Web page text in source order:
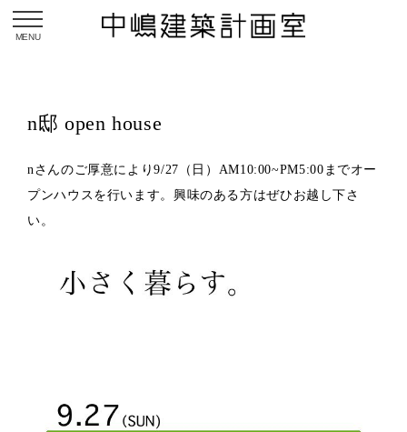
n邸 open house
nさんのご厚意により9/27（日）AM10:00~PM5:00までオー
プンハウスを行います。興味のある方はぜひお越し下さ
い。
toggle navigation